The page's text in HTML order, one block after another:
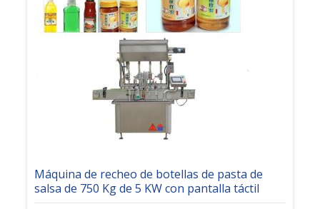
Máquina de recheo de botellas de pasta de
salsa de 750 Kg de 5 KW con pantalla táctil